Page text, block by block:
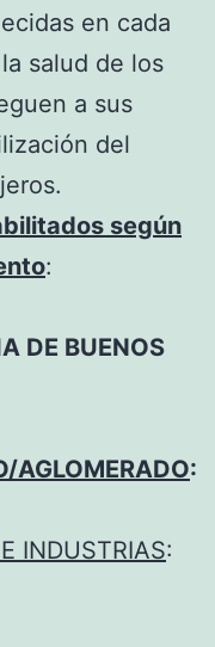
en cada
salud de los
a sus
del
según
:
DE BUENOS
AGLOMERADO:
INDUSTRIAS: